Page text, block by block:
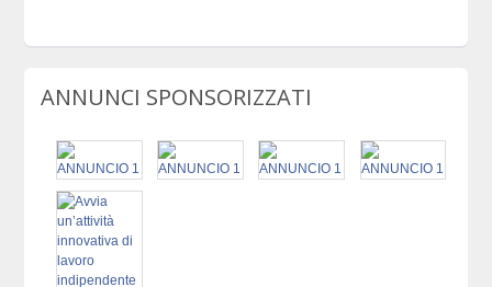
ANNUNCI SPONSORIZZATI